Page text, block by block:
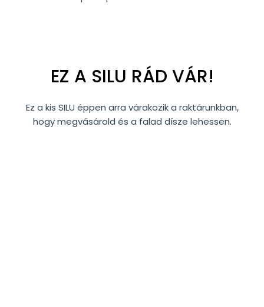
EZ A SILU RÁD VÁR!
Ez a kis SILU éppen arra várakozik a raktárunkban,
hogy megvásárold és a falad dísze lehessen.